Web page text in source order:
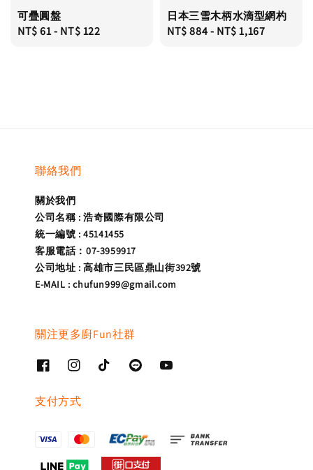
可疊圓盤
Regular
NT$ 61- NT$ 122
日本三雪木柄水滴型網杓
Regular
NT$ 884- NT$ 1,167
聯絡我們
關於我們
公司名稱 : 浩奇國際有限公司
統一編號 : 45141455
客服電話：07-3959917
公司地址 : 高雄市三民區鼎山街392號
E-MAIL : chufun999@gmail.com
關注更多廚Fun社群
支付方式